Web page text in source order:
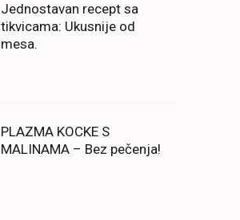
Jednostavan recept sa
tikvicama: Ukusnije od
mesa.
PLAZMA KOCKE S
MALINAMA – Bez pečenja!